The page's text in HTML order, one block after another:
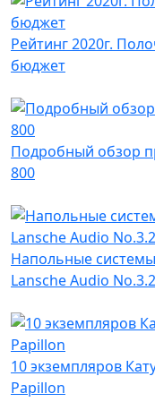
Рейтинг 2020г.
бюджет
Подробный обзор
800
Напольные
Lansche Audio No.3.2
10 экземпляров
Papillon